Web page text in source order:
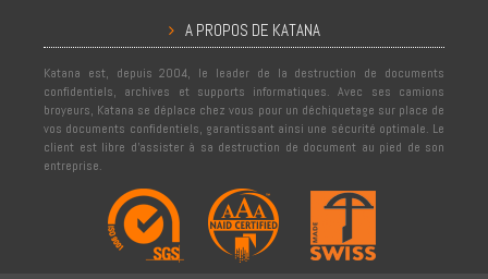
A PROPOS DE KATANA
Katana est, depuis 2004, le leader de la destruction de documents
confidentiels, archives et supports informatiques. Avec ses camions
broyeurs, Katana se déplace chez vous pour un déchiquetage sur place de
vos documents confidentiels, garantissant ainsi une sécurité optimale. Le
client est libre d'assister à sa destruction de document au pied de son
entreprise.